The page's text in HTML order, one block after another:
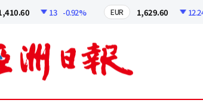
13 -0.92% EUR 1,629.60 12.24